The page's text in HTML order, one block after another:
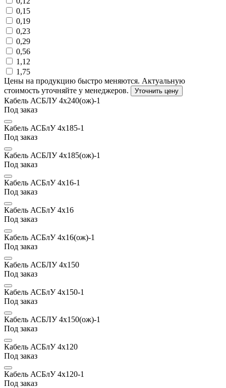
0,15
0,19
0,23
0,29
0,56
1,12
1,75
Цены на продукцию быстро меняются. Актуальную
стоимость уточняйте у менеджеров.
Уточнить цену
Кабель АСБЛУ 4х240(ож)-1
Под заказ
Кабель АСБлУ 4х185-1
Под заказ
Кабель АСБЛУ 4х185(ож)-1
Под заказ
Кабель АСБлУ 4х16-1
Под заказ
Кабель АСБлУ 4х16
Под заказ
Кабель АСБлУ 4х16(ож)-1
Под заказ
Кабель АСБЛУ 4х150
Под заказ
Кабель АСБлУ 4х150-1
Под заказ
Кабель АСБЛУ 4х150(ож)-1
Под заказ
Кабель АСБлУ 4х120
Под заказ
Кабель АСБлУ 4х120-1
Под заказ